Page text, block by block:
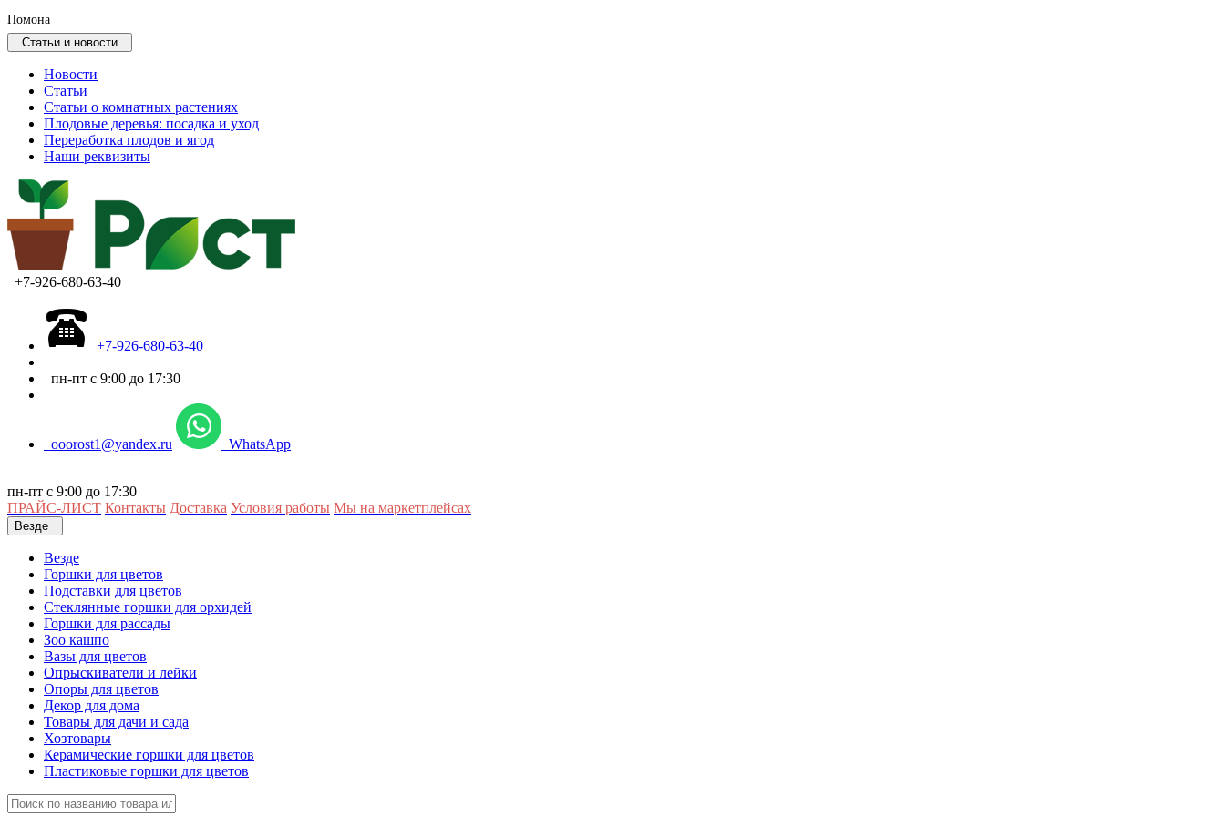
Помона
Статьи и новости
Новости
Статьи
Статьи о комнатных растениях
Плодовые деревья: посадка и уход
Переработка плодов и ягод
Наши реквизиты
+7-926-680-63-40
+7-926-680-63-40
пн-пт с 9:00 до 17:30
ooorost1@yandex.ru WhatsApp
пн-пт с 9:00 до 17:30
ПРАЙС-ЛИСТ Контакты Доставка Условия работы Мы на маркетплейсах
Везде
Везде
Горшки для цветов
Подставки для цветов
Стеклянные горшки для орхидей
Горшки для рассады
Зоо кашпо
Вазы для цветов
Опрыскиватели и лейки
Опоры для цветов
Декор для дома
Товары для дачи и сада
Хозтовары
Керамические горшки для цветов
Пластиковые горшки для цветов